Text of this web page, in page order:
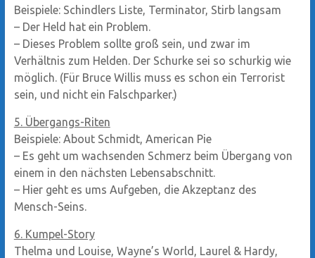
Beispiele: Schindlers Liste, Terminator, Stirb langsam
– Der Held hat ein Problem.
– Dieses Problem sollte groß sein, und zwar im
Verhältnis zum Helden. Der Schurke sei so schurkig wie
möglich. (Für Bruce Willis muss es schon ein Terrorist
sein, und nicht ein Falschparker.)
5. Übergangs-Riten
Beispiele: About Schmidt, American Pie
– Es geht um wachsenden Schmerz beim Übergang von
einem in den nächsten Lebensabschnitt.
– Hier geht es ums Aufgeben, die Akzeptanz des
Mensch-Seins.
6. Kumpel-Story
Thelma und Louise, Wayne’s World, Laurel & Hardy,